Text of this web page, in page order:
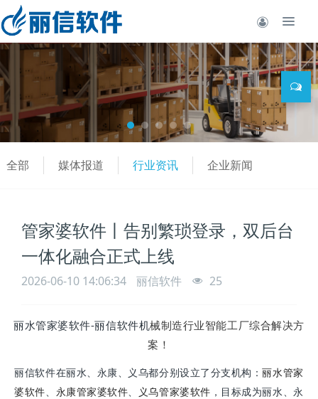
全部 媒体报道 行业资讯 企业新闻
管家婆软件丨告别繁琐登录，双后台
一体化融合正式上线
2026-06-10 14:06:34 丽信软件 25
丽水管家婆软件-丽信软件机械制造行业智能工厂综合解决方
案！
丽信软件在丽水、永康、义乌都分别设立了分支机构： 丽水管家
婆软件、 永康管家婆软件、 义乌管家婆软件 ，目标成为丽水、永